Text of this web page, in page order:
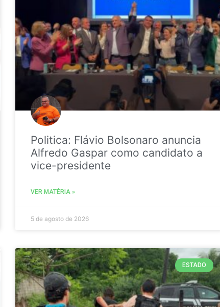
Politica: Flávio Bolsonaro anuncia
Alfredo Gaspar como candidato a
vice-presidente
VER MATÉRIA »
5 de agosto de 2026
ESTADO